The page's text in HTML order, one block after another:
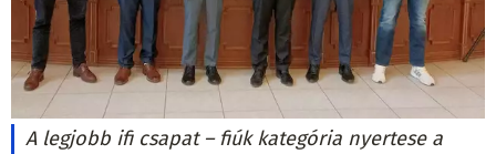
A legjobb ifi csapat – fiúk kategória nyertese a